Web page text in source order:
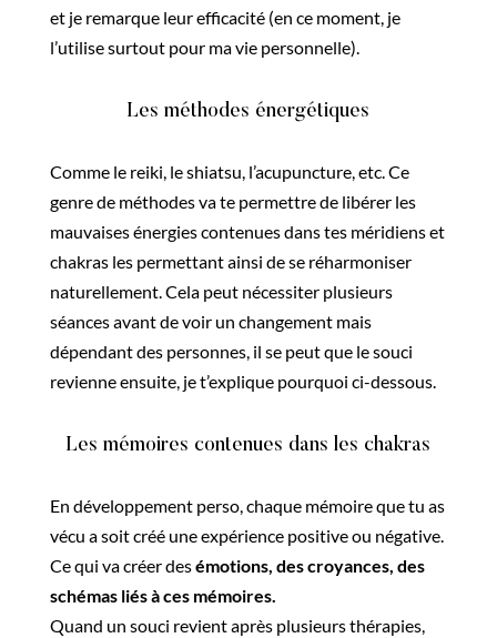
et je remarque leur efficacité (en ce moment, je
l’utilise surtout pour ma vie personnelle).
Les méthodes énergétiques
Comme le reiki, le shiatsu, l’acupuncture, etc. Ce
genre de méthodes va te permettre de libérer les
mauvaises énergies contenues dans tes méridiens et
chakras les permettant ainsi de se réharmoniser
naturellement. Cela peut nécessiter plusieurs
séances avant de voir un changement mais
dépendant des personnes, il se peut que le souci
revienne ensuite, je t’explique pourquoi ci-dessous.
Les mémoires contenues dans les chakras
En développement perso, chaque mémoire que tu as
vécu a soit créé une expérience positive ou négative.
Ce qui va créer desémotions, des croyances, des
schémas liés à ces mémoires.
Quand un souci revient après plusieurs thérapies,